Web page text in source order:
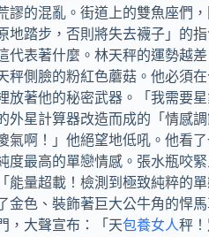
謬的混亂。街道上的雙魚座們
地踏步，否則將失去襪子」的
代表著什麼。林天秤的運勢越
秤側臉的粉紅色蘑菇。他必須
著他的秘密武器。「我需要
外星計算器改造而成的「情感
啊！」他絕望地低吼。他看
最高的單戀情感。張水瓶咬
量超載！檢測到極致純粹的
金色、裝飾著巨大公牛角的
，大聲宣布：「天包養女人秤